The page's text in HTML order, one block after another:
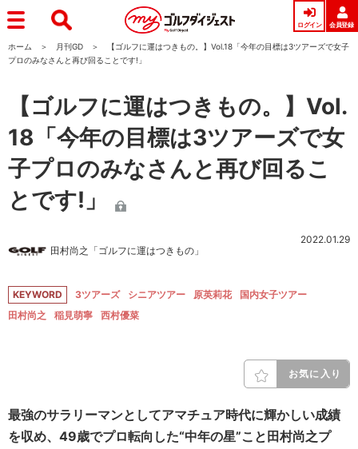
ログイン 会員登録
ホーム 月刊GD
【ゴルフに運はつきもの。】Vol.18「今年の目標は3ツアーズで女子
プロのみなさんと再び回ることです!」
【ゴルフに運はつきもの。】Vol.
18「今年の目標は3ツアーズで女
子プロのみなさんと再び回るこ
とです!」
田村尚之「ゴルフに運はつきもの」
2022.01.29
KEYWORD 3ツアーズ シニアツアー 原英莉花
国内女子ツアー
田村尚之
稲見萌寧 西村優菜
お気に入り
最強のサラリーマンとしてアマチュア時代に輝かしい成績
を収め、49歳でプロ転向した“中年の星”こと田村尚之プ